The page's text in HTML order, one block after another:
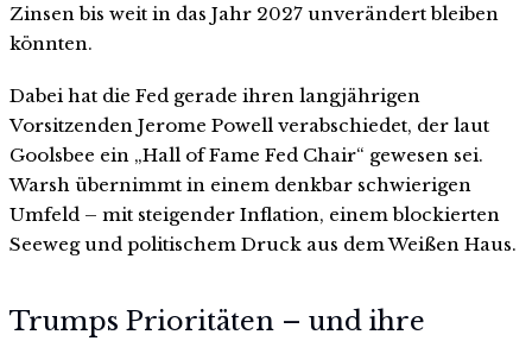
Zinsen bis weit in das Jahr 2027 unverändert bleiben
könnten.
Dabei hat die Fed gerade ihren langjährigen
Vorsitzenden Jerome Powell verabschiedet, der laut
Goolsbee ein „Hall of Fame Fed Chair“ gewesen sei.
Warsh übernimmt in einem denkbar schwierigen
Umfeld – mit steigender Inflation, einem blockierten
Seeweg und politischem Druck aus dem Weißen Haus.
Trumps Prioritäten – und ihre